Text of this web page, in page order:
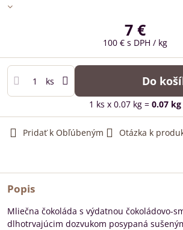
7 €
100 € s DPH / kg
ks Do
1 ks x 0.07 kg = 0.07kg
Pridať k Obľúbeným Otázka k
Popis
Mliečna čokoláda s výdatnou čokoládovo-
dlhotrvajúcim dozvukom posypaná